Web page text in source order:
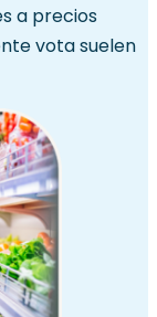
a precios
vota suelen